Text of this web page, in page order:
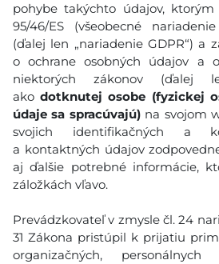
pohybe takýchto údajov,
95/46/ES (všeobecné
(ďalej len „nariadenie GDPR“) a
o ochrane osobných údajov a
niektorých zákonov (ďalej
akodotknutej osobe (fyzickej
údaje sa spracúvajú)na svojom
svojich identifikačných a
a kontaktných údajov
aj ďalšie potrebné informácie,
záložkách vľavo.
Prevádzkovateľ v zmysle čl. 24
31 Zákona pristúpil k prijatiu
organizačných,